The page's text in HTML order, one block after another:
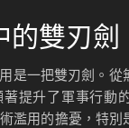
的雙刃劍
是一把雙刃劍。從
提升了軍事行動
濫用的擔憂，特別